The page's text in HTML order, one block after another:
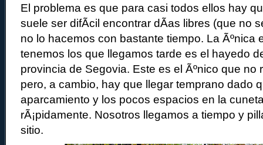
El problema es que para casi todos ellos hay
suele ser difÃ­cil encontrar dÃ­as libres (que no
no lo hacemos con bastante tiempo. La Ãºnica
tenemos los que llegamos tarde es el hayedo
provincia de Segovia. Este es el Ãºnico que no
pero, a cambio, hay que llegar temprano dado
aparcamiento y los pocos espacios en la
rÃ¡pidamente. Nosotros llegamos a tiempo y
sitio.